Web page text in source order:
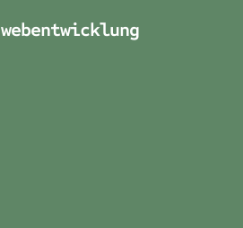
webentwicklung